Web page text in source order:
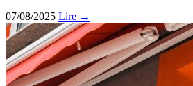
07/08/2025 Lire →